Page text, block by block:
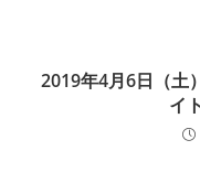
2019年4月6日（土
イ